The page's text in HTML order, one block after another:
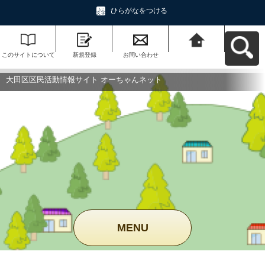
ひらがなをつける
このサイトについて 新規登録 お問い合わせ
ットへ戻る
大田区区民活動情報サイト オーちゃんネット
MENU